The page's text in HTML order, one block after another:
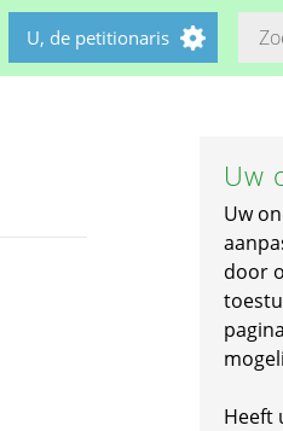
U, de petitionaris
Uw
Uw
door
Heeft